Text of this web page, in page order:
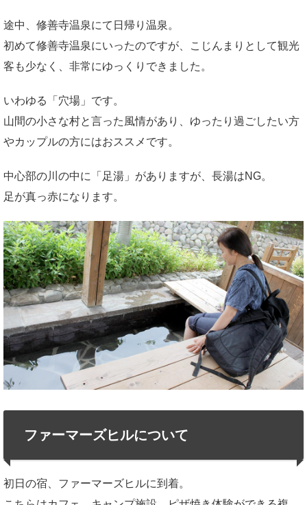
途中、修善寺温泉にて日帰り温泉。
初めて修善寺温泉にいったのですが、こじんまりとして観光
客も少なく、非常にゆっくりできました。
いわゆる「穴場」です。
山間の小さな村と言った風情があり、ゆったり過ごしたい方
やカップルの方にはおススメです。
中心部の川の中に「足湯」がありますが、長湯はNG。
足が真っ赤になります。
ファーマーズヒルについて
初日の宿、ファーマーズヒルに到着。